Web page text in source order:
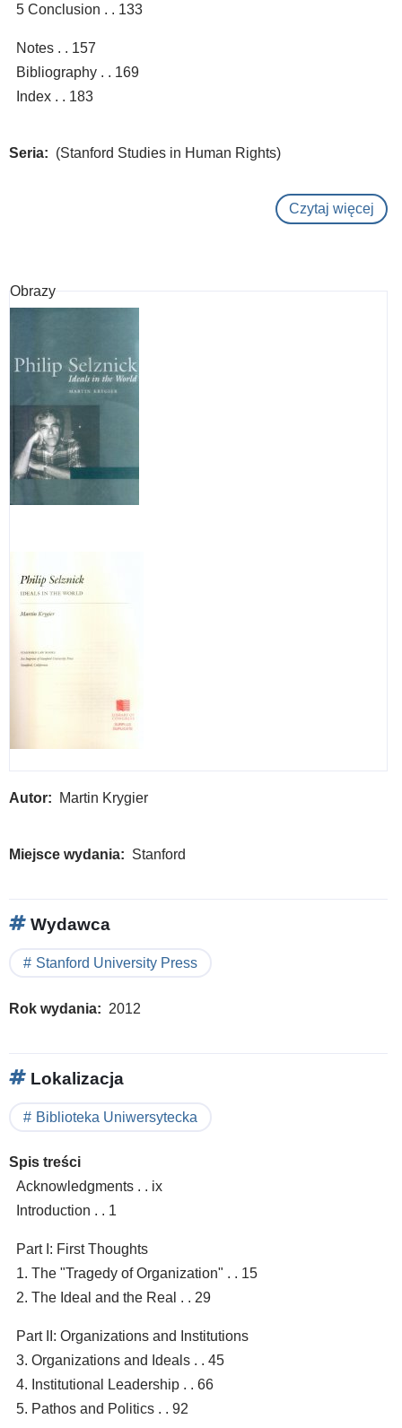
5 Conclusion . . 133
Notes . . 157
Bibliography . . 169
Index . . 183
Seria (Stanford Studies in Human Rights)
Czytaj więcej
Obrazy
Autor Martin Krygier
Miejsce wydania Stanford
Wydawca
Stanford University Press
Rok wydania 2012
Lokalizacja
Biblioteka Uniwersytecka
Spis treści
Acknowledgments . . ix
Introduction . . 1
Part I: First Thoughts
1. The "Tragedy of Organization" . . 15
2. The Ideal and the Real . . 29
Part II: Organizations and Institutions
3. Organizations and Ideals . . 45
4. Institutional Leadership . . 66
5. Pathos and Politics . . 92